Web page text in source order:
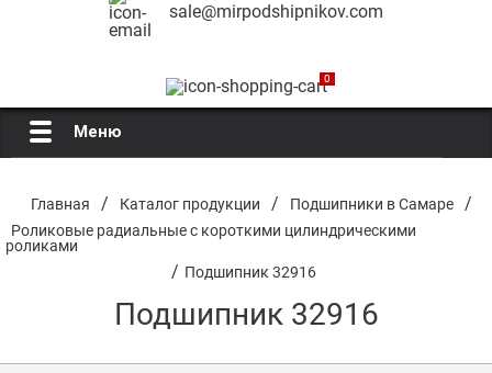
sale@mirpodshipnikov.com
0
Меню
О компании
Каталог продукции
Главная / Каталог продукции / Подшипники в Самаре /
Роликовые радиальные с короткими цилиндрическими
роликами
/ Подшипник 32916
Подшипник 32916